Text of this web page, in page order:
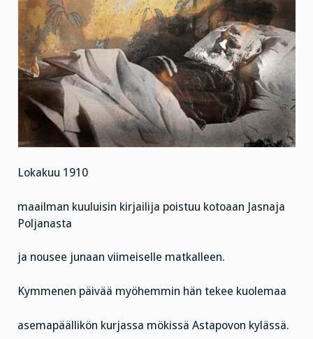
Lokakuu 1910
maailman kuuluisin kirjailija poistuu kotoaan Jasnaja
Poljanasta
ja nousee junaan viimeiselle matkalleen.
Kymmenen päivää myöhemmin hän tekee kuolemaa
asemapäällikön kurjassa mökissä Astapovon kylässä.